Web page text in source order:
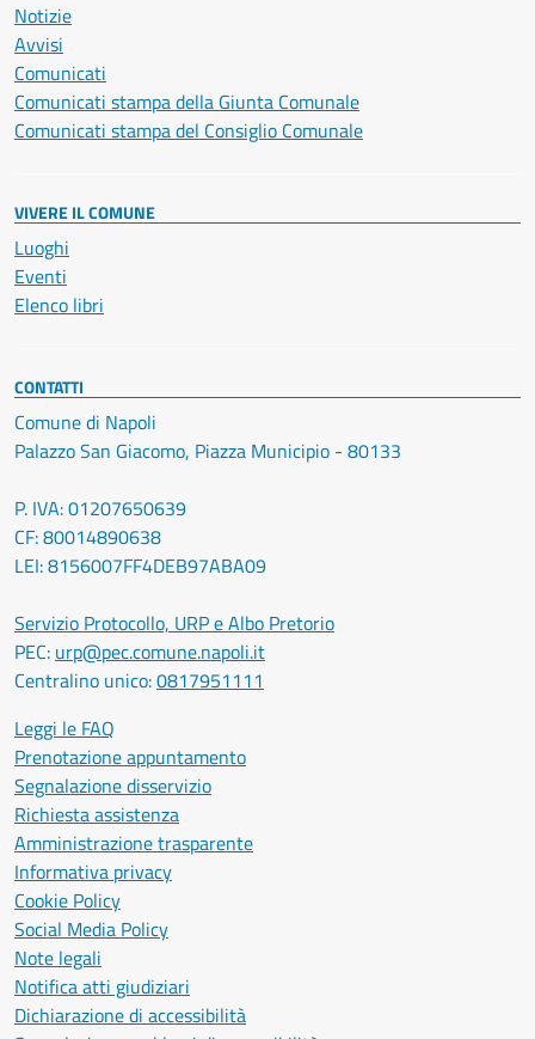
Notizie
Avvisi
Comunicati
Comunicati stampa della Giunta Comunale
Comunicati stampa del Consiglio Comunale
VIVERE IL COMUNE
Luoghi
Eventi
Elenco libri
CONTATTI
Comune di Napoli
Palazzo San Giacomo, Piazza Municipio - 80133
P. IVA: 01207650639
CF: 80014890638
LEI: 8156007FF4DEB97ABA09
Servizio Protocollo, URP e Albo Pretorio
PEC: urp@pec.comune.napoli.it
Centralino unico:0817951111
Leggi le FAQ
Prenotazione appuntamento
Segnalazione disservizio
Richiesta assistenza
Amministrazione trasparente
Informativa privacy
Cookie Policy
Social Media Policy
Note legali
Notifica atti giudiziari
Dichiarazione di accessibilità